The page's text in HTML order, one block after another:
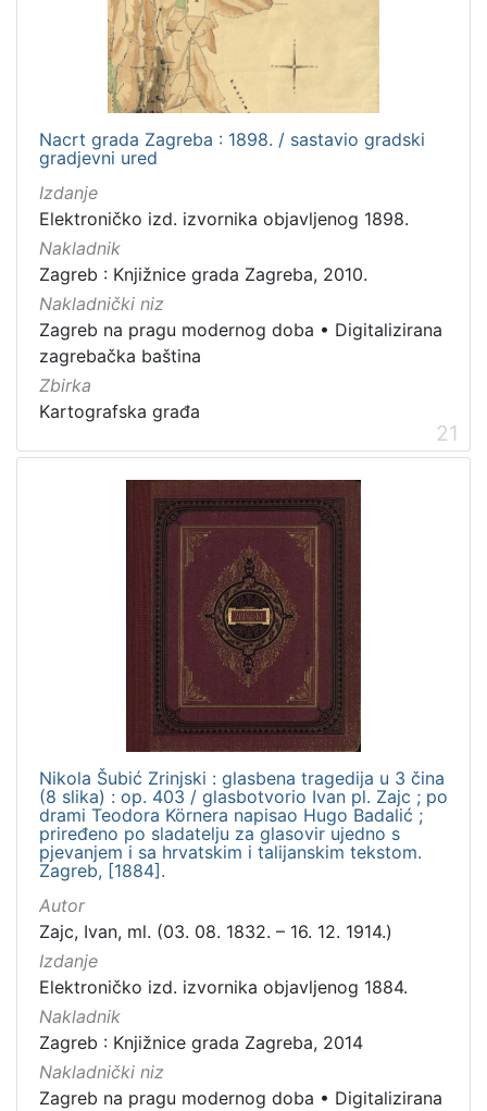
Nacrt grada Zagreba : 1898. / sastavio gradski
gradjevni ured
Izdanje
Elektroničko izd. izvornika objavljenog 1898.
Nakladnik
Zagreb : Knjižnice grada Zagreba, 2010.
Nakladnički niz
Zagreb na pragu modernog doba • Digitalizirana
zagrebačka baština
Zbirka
Kartografska građa
21
Nikola Šubić Zrinjski : glasbena tragedija u 3 čina
(8 slika) : op. 403 / glasbotvorio Ivan pl. Zajc ; po
drami Teodora Körnera napisao Hugo Badalić ;
priređeno po sladatelju za glasovir ujedno s
pjevanjem i sa hrvatskim i talijanskim tekstom.
Zagreb, [1884].
Autor
Zajc, Ivan, ml. (03. 08. 1832. – 16. 12. 1914.)
Izdanje
Elektroničko izd. izvornika objavljenog 1884.
Nakladnik
Zagreb : Knjižnice grada Zagreba, 2014
Nakladnički niz
Zagreb na pragu modernog doba • Digitalizirana